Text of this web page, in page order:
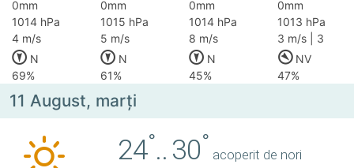
0mm 0mm 0mm
0mm
1014 hPa
1015 hPa 1014 hPa
1013 hPa
4 m/s
5 m/s 8 m/s
3 m/s | 3
N
N N
NV
69%
61% 45% 47%
11 August, marţi
24°.. 30°
acoperit de nori